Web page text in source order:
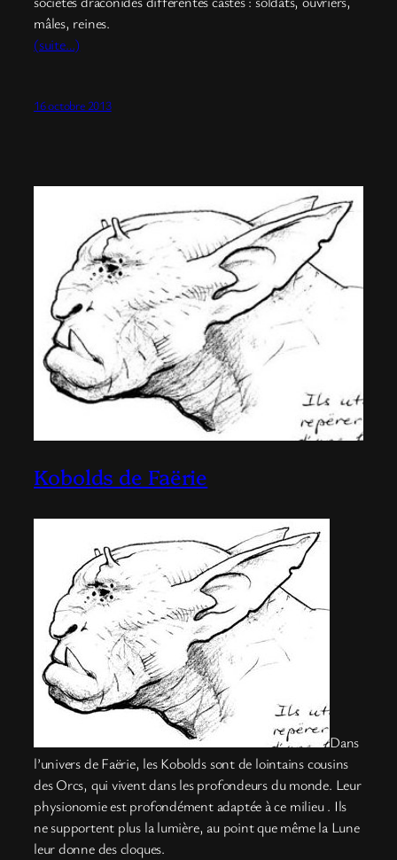
mâles, reines.
(suite…)
16 octobre 2013
Kobolds de Faërie
Dans
l’univers de Faërie, les Kobolds sont de lointains cousins
des Orcs, qui vivent dans les profondeurs du monde. Leur
physionomie est profondément adaptée à ce milieu . Ils
ne supportent plus la lumière, au point que même la Lune
leur donne des cloques.